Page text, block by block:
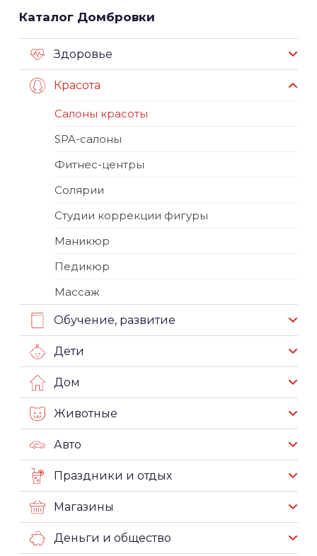
Каталог Домбровки
Здоровье
Красота
Салоны красоты
SPA-салоны
Фитнес-центры
Солярии
Студии коррекции фигуры
Маникюр
Педикюр
Массаж
Обучение, развитие
Дети
Дом
Животные
Авто
Праздники и отдых
Магазины
Деньги и общество